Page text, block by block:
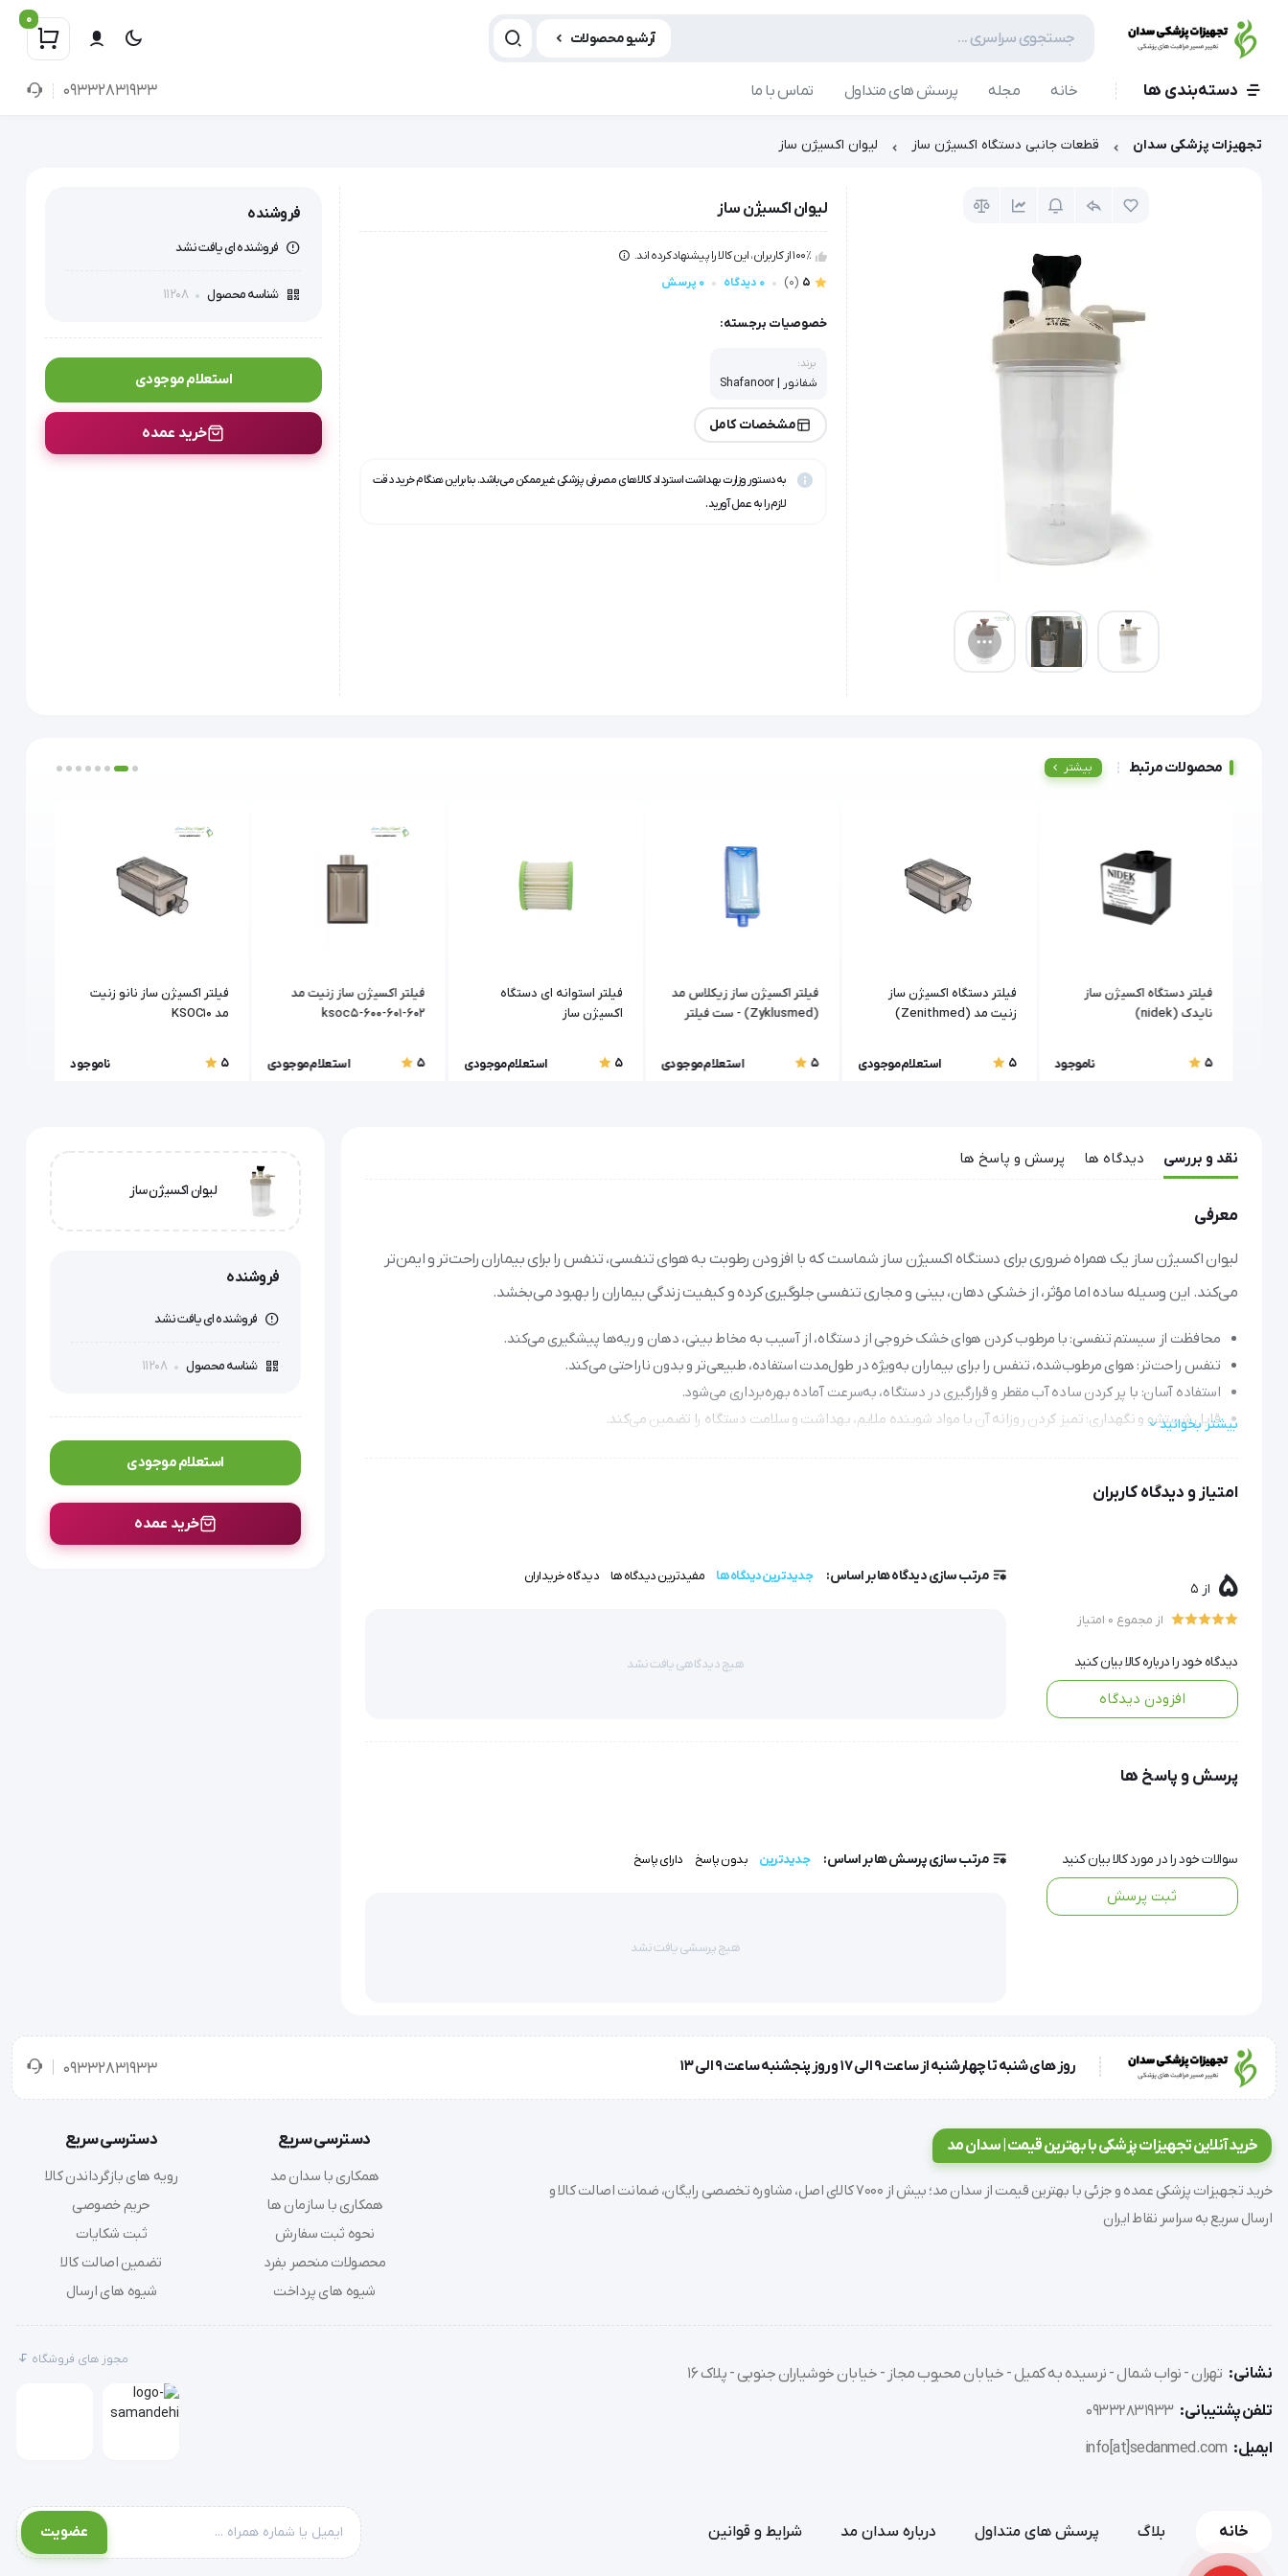
آرشیو محصولات
0
دسته‌بندی ها خانه مجله پرسش های متداول تماس با ما 09332831933
تجهیزات پزشکی سدان قطعات جانبی دستگاه اکسیژن ساز لیوان اکسیژن ساز
لیوان اکسیژن ساز
100٪ از کاربران، این کالا را پیشنهاد کرده اند.
5
(0) 0 دیدگاه 0 پرسش
خصوصیات برجسته:
برند:
شفانور | Shafanoor
مشخصات کامل
به دستور وزارت بهداشت استرداد کالاهای مصرفی پزشکی غیرممکن می‌باشد. بنابراین هنگام خرید دقت
لازم را به عمل آورید.
فروشنده
فروشنده ای یافت نشد
شناسه محصول 11208
استعلام موجودی
خرید عمده
محصولات مرتبط بیشتر
فیلتر دستگاه اکسیژن ساز
نایدک (nidek)
5 ناموجود
فیلتر دستگاه اکسیژن ساز
زنیت مد (Zenithmed)
5 استعلام موجودی
فیلتر اکسیژن ساز زیکلاس مد
(Zyklusmed) - ست فیلتر
5
استعلام موجودی
فیلتر استوانه ای دستگاه
اکسیژن ساز
5 استعلام موجودی
فیلتر اکسیژن ساز زنیت مد
602-601-600-ksoc5
5 استعلام موجودی
فیلتر اکسیژن ساز نانو زنیت
مد KSOC10
5 ناموجود
نقد و بررسی دیدگاه ها پرسش و پاسخ ها
معرفی
لیوان اکسیژن ساز یک همراه ضروری برای دستگاه اکسیژن ساز شماست که با افزودن رطوبت به هوای تنفسی، تنفس را برای بیماران راحت‌تر و ایمن‌تر
می‌کند. این وسیله ساده اما مؤثر، از خشکی دهان، بینی و مجاری تنفسی جلوگیری کرده و کیفیت زندگی بیماران را بهبود می‌بخشد.
محافظت از سیستم تنفسی: با مرطوب کردن هوای خشک خروجی از دستگاه، از آسیب به مخاط بینی، دهان و ریه‌ها پیشگیری می‌کند.
تنفس راحت‌تر: هوای مرطوب‌شده، تنفس را برای بیماران به‌ویژه در طول‌مدت استفاده، طبیعی‌تر و بدون ناراحتی می‌کند.
استفاده آسان: با پر کردن ساده آب مقطر و قرارگیری در دستگاه، به‌سرعت آماده بهره‌برداری می‌شود.
قابل شستشو و نگهداری: تمیز کردن روزانه آن با مواد شوینده ملایم، بهداشت و سلامت دستگاه را تضمین می‌کند.
لیوان اکسیژن ساز یکی از وسایل جانبی دستگاه اکسیژن ساز است که موجب رطوبت رسانی به هوای تنفسی بیمار می شود.
هوایی تنفسی شامل حدود 78 % نیتروژن و 21 % اکسیژن می باشد. این دستگاه اکسیژن هوای اطراف را گرفته، آن را کمپرس کرده و سپس به
اکسیژن غلیظ‌‌‌ تر تبدیل می‌کند.
اجزای تشکیل دهنده دستگاه اکسیژن ساز
هدف این مقاله معرفی و بررسی نقش لیوان مرطوب کننده اکسیژن ساز است.
دستگاه های اکسیژن ساز تا 98% اکسیژن هوا را از دیگر گازهای موجود در هوا جدا می کنند و موجب می گردند تا اکسیژن خروجی خشک گردد.
بیشتر بخوانید
امتیاز و دیدگاه کاربران
5 از 5
از مجموع 0 امتیاز
دیدگاه خود را درباره کالا بیان کنید
افزودن دیدگاه
مرتب سازی دیدگاه ها بر اساس: جدیدترین دیدگاه ها مفیدترین دیدگاه ها دیدگاه خریداران
هیچ دیدگاهی یافت نشد
پرسش و پاسخ ها
سوالات خود را در مورد کالا بیان کنید
ثبت پرسش
مرتب سازی پرسش ها بر اساس: جدیدترین بدون پاسخ دارای پاسخ
هیچ پرسشی یافت نشد
لیوان اکسیژن ساز
فروشنده
فروشنده ای یافت نشد
شناسه محصول 11208
استعلام موجودی
خرید عمده
روز های شنبه تا چهارشنبه از ساعت 9 الی 17 و روز پنجشنبه ساعت 9 الی 13 09332831933
خرید آنلاین تجهیزات پزشکی با بهترین قیمت | سدان مد
خرید تجهیزات پزشکی عمده و جزئی با بهترین قیمت از سدان مد؛ بیش از 7000 کالای اصل، مشاوره تخصصی رایگان، ضمانت اصالت کالا و
ارسال سریع به سراسر نقاط ایران
دسترسی سریع
همکاری با سدان مد
همکاری با سازمان ها
نحوه ثبت سفارش
محصولات منحصر بفرد
شیوه های پرداخت
دسترسی سریع
رویه های بازگرداندن کالا
حریم خصوصی
ثبت شکایات
تضمین اصالت کالا
شیوه های ارسال
نشانی: تهران - نواب شمال - نرسیده به کمیل - خیابان محبوب مجاز - خیابان خوشیاران جنوبی - پلاک 16
تلفن پشتیبانی: 09332831933
ایمیل: info[at]sedanmed.com
مجوز های فروشگاه
خانه بلاگ پرسش های متداول درباره سدان مد شرایط و قوانین عضویت